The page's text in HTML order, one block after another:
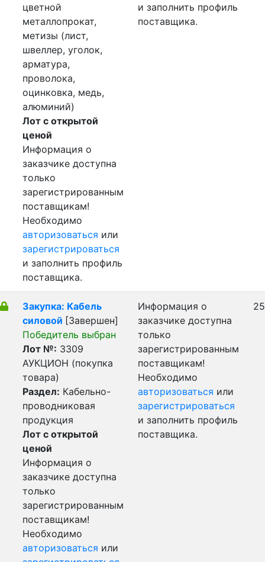
цветной
металлопрокат,
метизы (лист,
швеллер, уголок,
арматура,
проволока,
оцинковка, медь,
алюминий)
Лот с открытой
ценой
Информация о
заказчике доступна
только
зарегистрированным
поставщикам!
Необходимо
авторизоваться или
зарегистрироваться
и заполнить профиль
поставщика.
и заполнить профиль
поставщика.
Закупка: Кабель
силовой [Завершен]
Победитель выбран
Лот №: 3309
АУКЦИОН (покупка
товара)
Раздел: Кабельно-
проводниковая
продукция
Лот с открытой
ценой
Информация о
заказчике доступна
только
зарегистрированным
поставщикам!
Необходимо
авторизоваться или
Информация о
заказчике доступна
только
зарегистрированным
поставщикам!
Необходимо
авторизоваться или
зарегистрироваться
и заполнить профиль
поставщика.